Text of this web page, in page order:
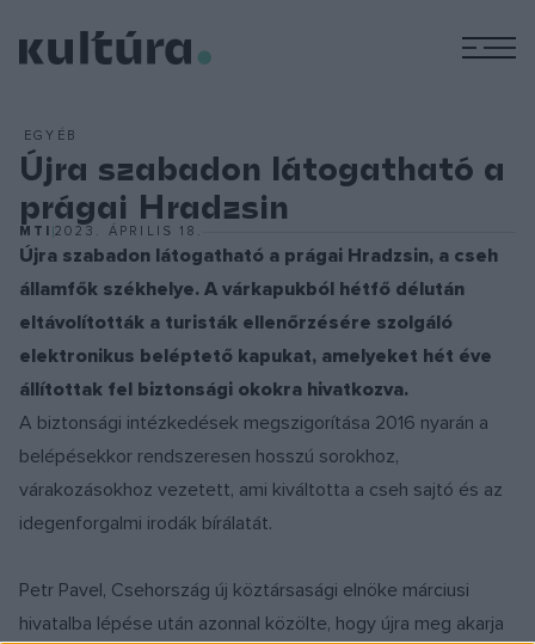
EGYÉB
Újra szabadon látogatható a
prágai Hradzsin
MTI 2023. ÁPRILIS 18.
Újra szabadon látogatható a prágai Hradzsin, a cseh
államfők székhelye. A várkapukból hétfő délután
eltávolították a turisták ellenőrzésére szolgáló
elektronikus beléptető kapukat, amelyeket hét éve
állítottak fel biztonsági okokra hivatkozva.
A biztonsági intézkedések megszigorítása 2016 nyarán a
belépésekkor rendszeresen hosszú sorokhoz,
várakozásokhoz vezetett, ami kiváltotta a cseh sajtó és az
idegenforgalmi irodák bírálatát.
Petr Pavel, Csehország új köztársasági elnöke márciusi
hivatalba lépése után azonnal közölte, hogy újra meg akarja